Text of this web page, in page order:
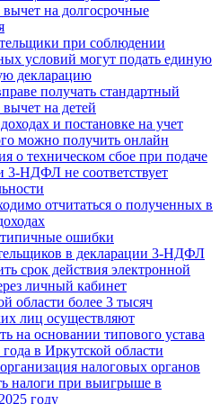
на долгосрочные
при соблюдении
условий могут подать единую
декларацию
получать стандартный
на детей
и постановке на учет
можно получить онлайн
о техническом сбое при подаче
3-НДФЛ не соответствует
отчитаться о полученных в
типичные ошибки
в декларации 3-НДФЛ
срок действия электронной
личный кабинет
области более 3 тысяч
лиц осуществляют
на основании типового устава
в Иркутской области
налоговых органов
налоги при выигрыше в
году